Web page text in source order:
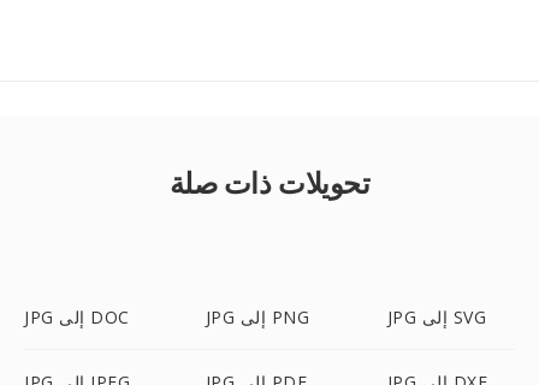
تحويلات ذات صلة
JPG إلى DOC JPG إلى PNG JPG إلى SVG